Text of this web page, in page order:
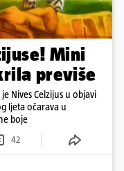
Mini
previše
Nives Celzijus u objavi
ljeta očarava u
boje
42